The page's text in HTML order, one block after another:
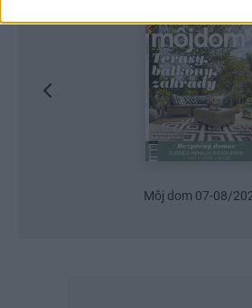
Môj dom 07-08/2026